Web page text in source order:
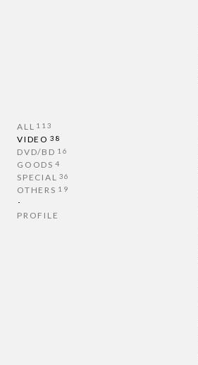
ALL 113
VIDEO 38
DVD/BD 16
GOODS 4
SPECIAL 36
OTHERS 19
･
PROFILE